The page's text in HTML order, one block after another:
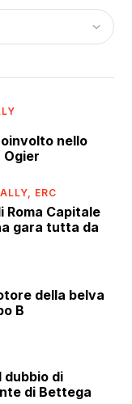
nello
ERC
Roma Capitale
gara tutta da
della belva
B
dubbio di
di Bettega